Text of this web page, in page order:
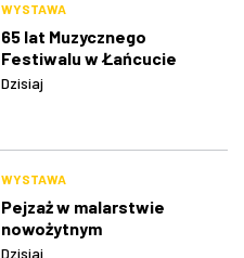
WYSTAWA
65 lat Muzycznego
Festiwalu w Łańcucie
Dzisiaj
WYSTAWA
Pejzaż w malarstwie
nowożytnym
Dzisiaj